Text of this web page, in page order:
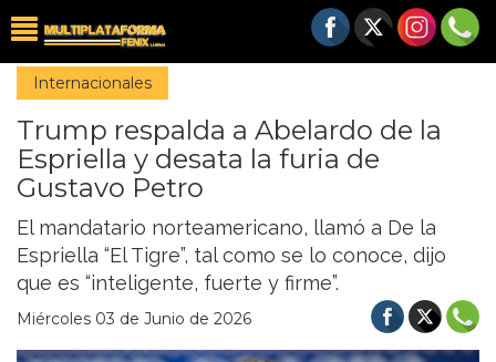
Internacionales
Trump respalda a Abelardo de la
Espriella y desata la furia de
Gustavo Petro
El mandatario norteamericano, llamó a De la
Espriella “El Tigre”, tal como se lo conoce, dijo
que es “inteligente, fuerte y firme”.
Miércoles 03 de Junio de 2026